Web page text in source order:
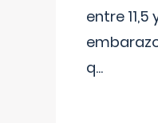
entre 11,5
q...